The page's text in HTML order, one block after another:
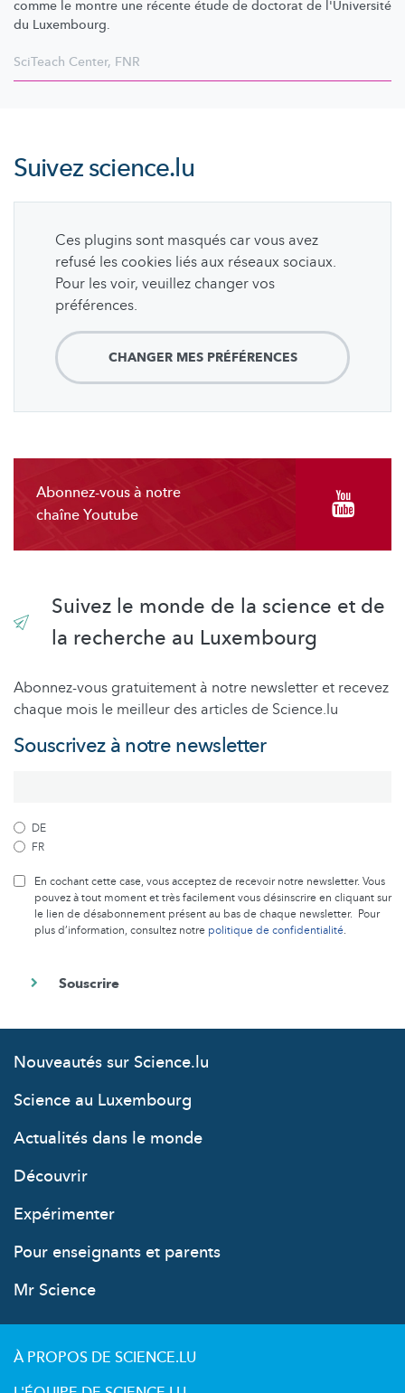
comme le montre une récente étude de doctorat de l'Université
du Luxembourg.
SciTeach Center, FNR
Suivezscience.lu
Ces plugins sont masqués car vous avez
refusé les cookies liés aux réseaux sociaux.
Pour les voir, veuillez changer vos
préférences.
CHANGER MES PRÉFÉRENCES
Abonnez-vous à notre
chaîne Youtube
Suivez le monde de la science et de
la recherche au Luxembourg
Abonnez-vous gratuitement à notre newsletter et recevez
chaque mois le meilleur des articles de Science.lu
Souscrivez à notre newsletter
DE
FR
En cochant cette case, vous acceptez de recevoir notre newsletter. Vous
pouvez à tout moment et très facilement vous désinscrire en cliquant sur
le lien de désabonnement présent au bas de chaque newsletter. Pour
plus d’information, consultez notre politique de confidentialité.
Nouveautés sur Science.lu
Science au Luxembourg
Actualités dans le monde
Découvrir
Expérimenter
Pour enseignants et parents
Mr Science
À PROPOS DE SCIENCE.LU